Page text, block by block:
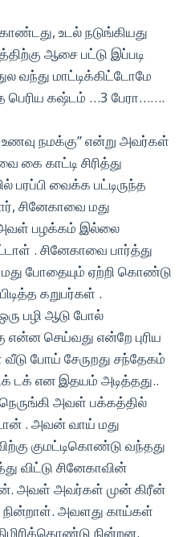
உடல் நடுங்கியது
ஆசை பட்டு இப்படி
வந்து மாட்டிக்கிட்டோமே
பெரிய கஷ்டம் …3 பேரா…….
நமக்கு” என்று அவர்கள்
கை காட்டி சிரித்து
வைக்க பட்டிருந்த
சினேகாவை மது
அவள் பழக்கம் இல்லை
. சினேகாவை பார்த்து
போதையும் ஏற்றி கொண்டு
கறுபர்கள் .
பழி ஆடு போல்
என்ன செய்வது என்றே புரிய
போய் சேருறது சந்தேகம்
டக் என இதயம் அடித்தது..
அவள் பக்கத்தில்
. அவன் வாய் மது
குமட்டிகொண்டு வந்தது
விட்டு சினேகாவின்
அவள் அவர்கள் முன் கிரீன்
நின்றாள். அவளது காய்கள்
நின்றன.